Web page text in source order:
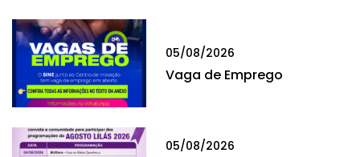
05/08/2026
Vaga de Emprego
05/08/2026